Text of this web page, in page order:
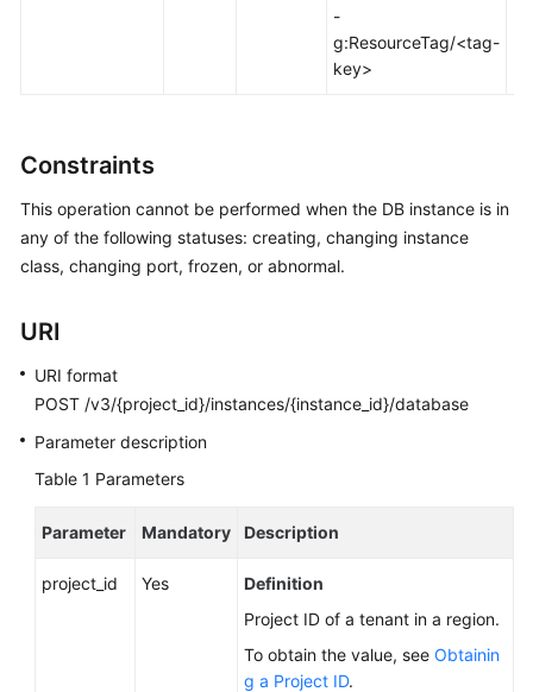
More
General
Shared
Responsibilities
Service
Agreement
White
-
g:ResourceTag/<tag-
key>
Constraints
This operation cannot be performed when the DB instance is in
any of the following statuses: creating, changing instance
class, changing port, frozen, or abnormal.
URI
URI format
POST /v3/{project_id}/instances/{instance_id}/database
Parameter description
Table 1 Parameters
Parameter Mandatory Description
project_id Yes
Definition
Project ID of a tenant in a region.
To obtain the value, see Obtainin
g a Project ID.